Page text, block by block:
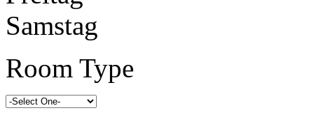
Samstag
Room Type